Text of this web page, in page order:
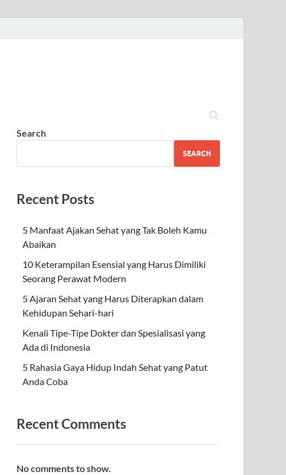
Search
SEARCH
Recent Posts
5 Manfaat Ajakan Sehat yang Tak Boleh Kamu
Abaikan
10 Keterampilan Esensial yang Harus Dimiliki
Seorang Perawat Modern
5 Ajaran Sehat yang Harus Diterapkan dalam
Kehidupan Sehari-hari
Kenali Tipe-Tipe Dokter dan Spesialisasi yang
Ada di Indonesia
5 Rahasia Gaya Hidup Indah Sehat yang Patut
Anda Coba
Recent Comments
No comments to show.